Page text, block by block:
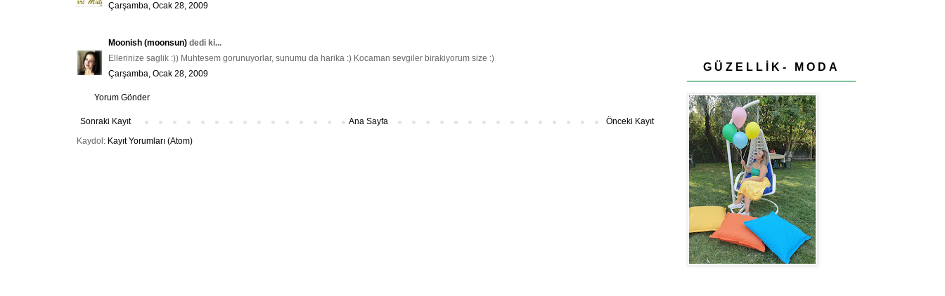
Çarşamba, Ocak 28, 2009
Moonish (moonsun) dedi ki...
Ellerinize saglik :)) Muhtesem gorunuyorlar, sunumu da harika :) Kocaman sevgiler birakiyorum size :)
Çarşamba, Ocak 28, 2009
Yorum Gönder
Sonraki Kayıt Önceki Kayıt
Ana Sayfa
Kaydol: Kayıt Yorumları (Atom)
GÜZELLİK- MODA